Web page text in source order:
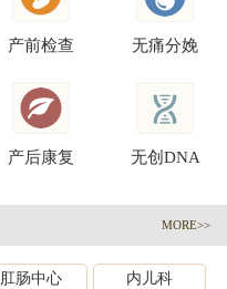
产前检查 无痛分娩
产后康复 无创DNA
MORE>>
肛肠中心 内儿科